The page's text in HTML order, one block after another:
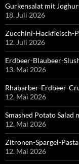
Gurkensalat mit
18. Juli 2026
Zucchini-Hackfleisch-
12. Juli 2026
Erdbeer-Blaubeer-
13. Mai 2026
Rhabarber-Erdbeer-
12. Mai 2026
Smashed Potato
12. Mai 2026
Zitronen-Spargel-Pasta
12. Mai 2026